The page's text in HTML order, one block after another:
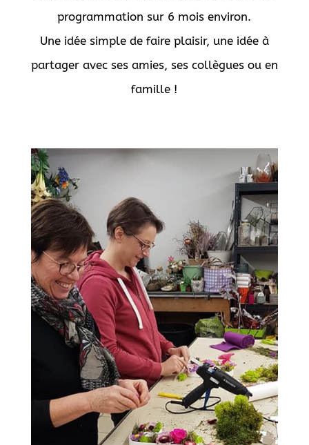
programmation sur 6 mois environ.
Une idée simple de faire plaisir, une idée à
partager avec ses amies, ses collègues ou en
famille !